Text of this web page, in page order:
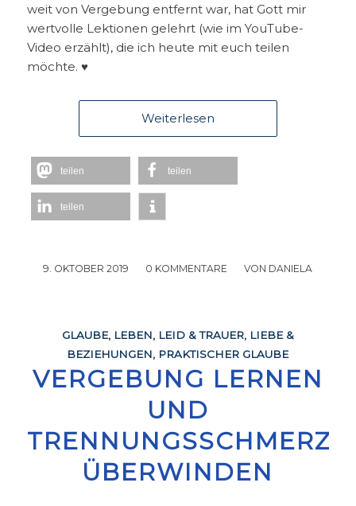
weit von Vergebung entfernt war, hat Gott mir
wertvolle Lektionen gelehrt (wie im YouTube-
Video erzählt), die ich heute mit euch teilen
möchte. ♥
Weiterlesen
teilen teilen
teilen
9. OKTOBER 2019
/ 0 KOMMENTARE
/ VON DANIELA
GLAUBE, LEBEN, LEID & TRAUER, LIEBE &
BEZIEHUNGEN, PRAKTISCHER GLAUBE
VERGEBUNG LERNEN
UND
TRENNUNGSSCHMERZ
ÜBERWINDEN